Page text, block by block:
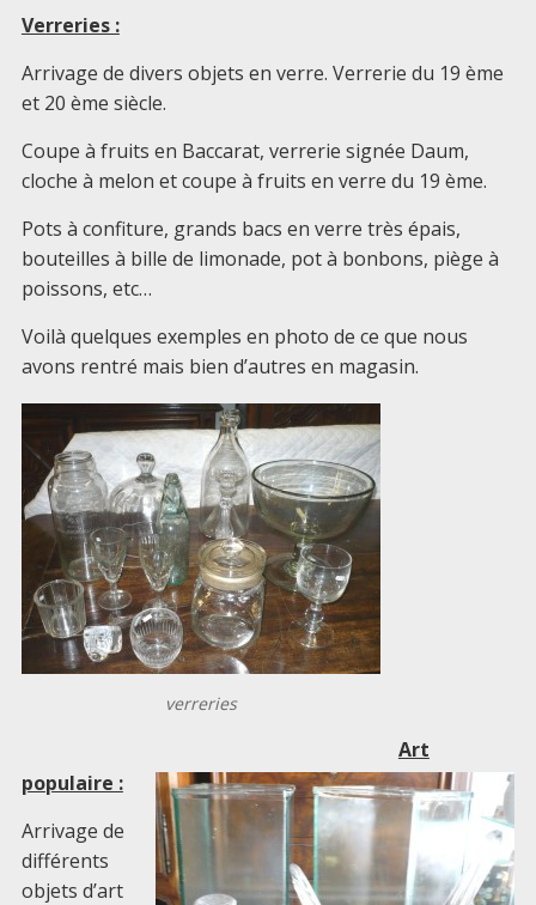
Verreries :
Arrivage de divers objets en verre. Verrerie du 19 ème
et 20 ème siècle.
Coupe à fruits en Baccarat, verrerie signée Daum,
cloche à melon et coupe à fruits en verre du 19 ème.
Pots à confiture, grands bacs en verre très épais,
bouteilles à bille de limonade, pot à bonbons, piège à
poissons, etc…
Voilà quelques exemples en photo de ce que nous
avons rentré mais bien d’autres en magasin.
verreries
Art
populaire :
Arrivage de
différents
objets d’art